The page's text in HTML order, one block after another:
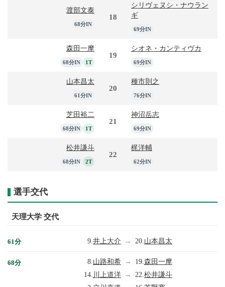
渡部文泰
68分IN
18
シリヴェヌシ・ナウラン
ギ
69分IN
森田一摩
68分IN 1T
19
シオネ・カンティヴカ
69分IN
山本昌太
61分IN
20
種市則之
76分IN
芝田裕二
68分IN 1T
21
神沼岳志
69分IN
松井謙斗
68分IN 2T
22
梶洋輔
62分IN
選手交代
天理大学 交代
61分 9. 井上大介 → 20. 山本昌太
68分 8. 山路和希 → 19. 森田一摩
14. 川上道洋 → 22. 松井謙斗